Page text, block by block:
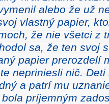
alebo že už
vlastný papier,
že nie všetci z
sa, že ten svoj
papier prerozdelí
nepriniesli nič.
a patrí mu
príjemným